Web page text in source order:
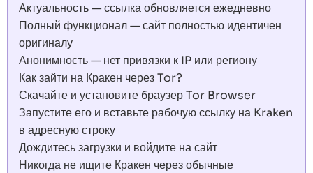
Актуальность — ссылка обновляется ежедневно
Полный функционал — сайт полностью идентичен
оригиналу
Анонимность — нет привязки к IP или региону
Как зайти на Кракен через Tor?
Скачайте и установите браузер Tor Browser
Запустите его и вставьте рабочую ссылку на Kraken
в адресную строку
Дождитесь загрузки и войдите на сайт
Никогда не ищите Кракен через обычные